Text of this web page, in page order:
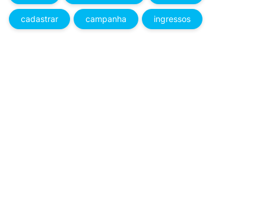
cadastrar campanha ingressos